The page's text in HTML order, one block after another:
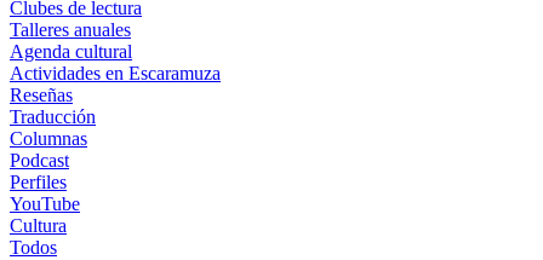
Clubes de lectura
Talleres anuales
Agenda cultural
Actividades en Escaramuza
Reseñas
Traducción
Columnas
Podcast
Perfiles
YouTube
Cultura
Todos